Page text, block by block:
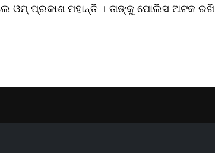
ଓମ୍ ପ୍ରକାଶ ମହାନ୍ତି । ତାଙ୍କୁ ପୋଲିସ ଅଟକ ରଖି